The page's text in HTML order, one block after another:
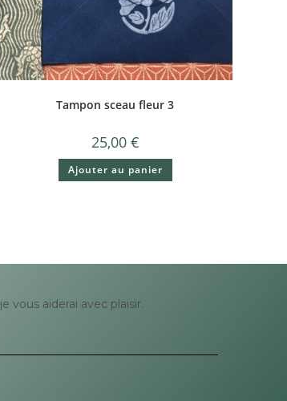
Tampon sceau fleur 3
25,00 €
Ajouter au panier
vous aiderai avec plaisir.